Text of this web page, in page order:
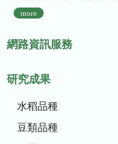
more
網路資訊服務
研究成果
水稻品種
豆類品種